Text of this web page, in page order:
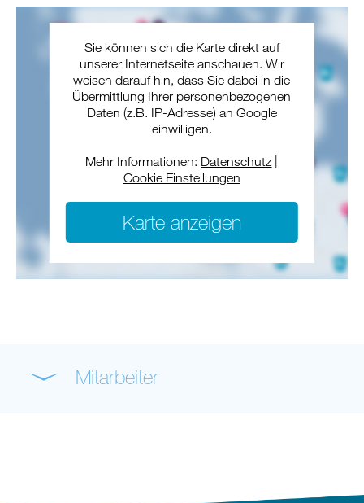
Sie können sich die Karte direkt auf
unserer Internetseite anschauen. Wir
weisen darauf hin, dass Sie dabei in die
Übermittlung Ihrer personenbezogenen
Daten (z.B. IP-Adresse) an Google
einwilligen.
Mehr Informationen: Datenschutz
Cookie Einstellungen
Karte anzeigen
Mitarbeiter